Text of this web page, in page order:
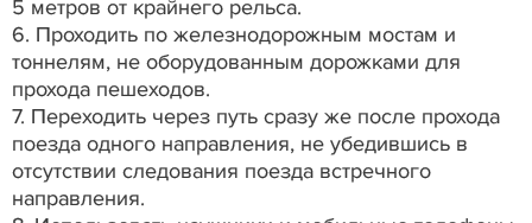
5 метров от крайнего рельса.
6. Проходить по железнодорожным мостам и
тоннелям, не оборудованным дорожками для
прохода пешеходов.
7. Переходить через путь сразу же после прохода
поезда одного направления, не убедившись в
отсутствии следования поезда встречного
направления.